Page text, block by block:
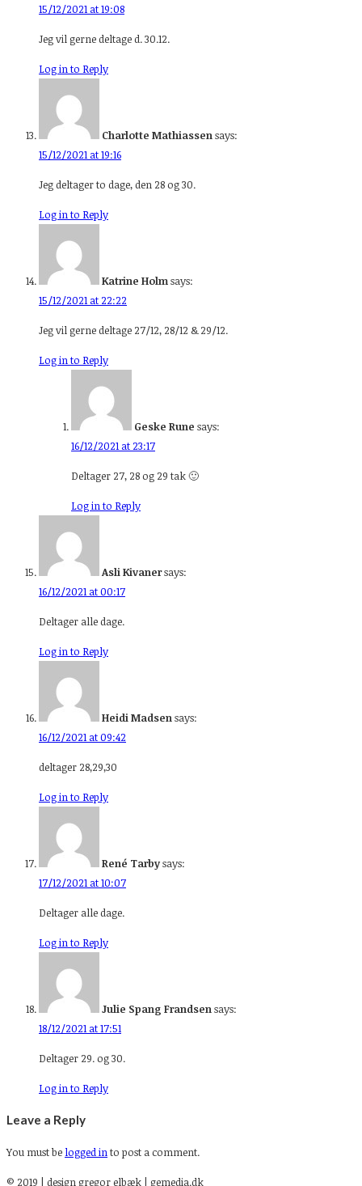
15/12/2021 at 19:08
Jeg vil gerne deltage d. 30.12.
Log in to Reply
Charlotte Mathiassensays:
15/12/2021 at 19:16
Jeg deltager to dage, den 28 og 30.
Log in to Reply
Katrine Holmsays:
15/12/2021 at 22:22
Jeg vil gerne deltage 27/12, 28/12 & 29/12.
Log in to Reply
Geske Rune says:
16/12/2021 at 23:17
Deltager 27, 28 og 29 tak 🙂
Log in to Reply
Asli Kivanersays:
16/12/2021 at 00:17
Deltager alle dage.
Log in to Reply
Heidi Madsensays:
16/12/2021 at 09:42
deltager 28,29,30
Log in to Reply
René Tarbysays:
17/12/2021 at 10:07
Deltager alle dage.
Log in to Reply
Julie Spang Frandsensays:
18/12/2021 at 17:51
Deltager 29. og 30.
Log in to Reply
Leave a Reply
You must be logged into post a comment.
© 2019 | design gregor elbæk | gemedia.dk